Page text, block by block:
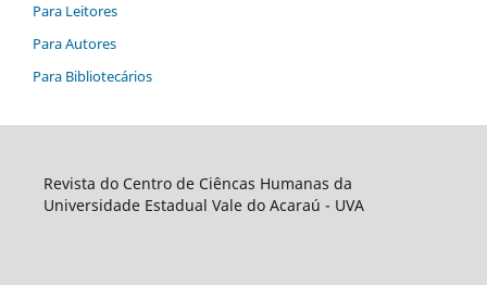
Para Leitores
Para Autores
Para Bibliotecários
Revista do Centro de Ciêncas Humanas da
Universidade Estadual Vale do Acaraú - UVA